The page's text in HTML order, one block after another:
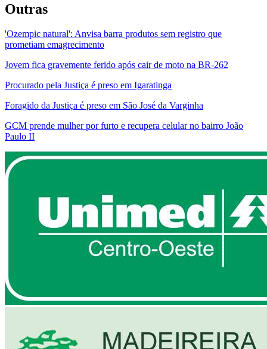
Outras
'Ozempic natural': Anvisa barra produtos sem registro que
prometiam emagrecimento
Jovem fica gravemente ferido após cair de moto na BR-262
Procurado pela Justiça é preso em Igaratinga
Foragido da Justiça é preso em São José da Varginha
GCM prende mulher por furto e recupera celular no bairro João
Paulo II